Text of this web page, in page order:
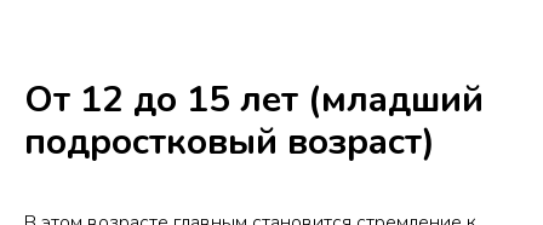
От 12 до 15 лет (младший
подростковый возраст)